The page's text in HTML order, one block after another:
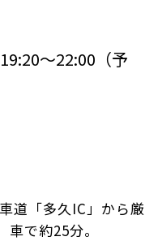
〜22:00（予
道「多久IC」から厳
で約25分。